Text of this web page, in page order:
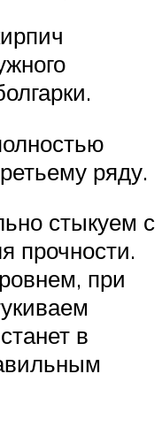
ряду.
стыкуем с
прочности.
при
в